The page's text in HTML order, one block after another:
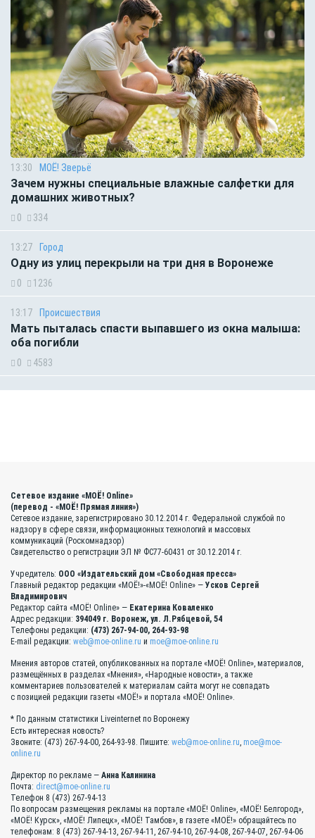
13:30 МОЁ! Зверьё
Зачем нужны специальные влажные салфетки для
домашних животных?
0 334
13:27 Город
Одну из улиц перекрыли на три дня в Воронеже
0 1236
13:17 Происшествия
Мать пыталась спасти выпавшего из окна малыша:
оба погибли
0 4583
Сетевое издание «МОЁ! Online»
(перевод - «МОЁ! Прямая линия»)
Сетевое издание, зарегистрировано 30.12.2014 г. Федеральной службой по
надзору в сфере связи, информационных технологий и массовых
коммуникаций (Роскомнадзор)
Свидетельство о регистрации ЭЛ № ФС77-60431 от 30.12.2014 г.
Учредитель: ООО «Издательский дом «Свободная пресса»
Главный редактор редакции «МОЁ!»-«МОЁ! Online» — Усков Сергей
Владимирович
Редактор сайта «МОЁ! Online» — Екатерина Коваленко
Адрес редакции: 394049 г. Воронеж, ул. Л.Рябцевой, 54
Телефоны редакции: (473) 267-94-00, 264-93-98
E-mail редакции: web@moe-online.ru и moe@moe-online.ru
Мнения авторов статей, опубликованных на портале «МОЁ! Online», материалов,
размещённых в разделах «Мнения», «Народные новости», а также
комментариев пользователей к материалам сайта могут не совпадать
с позицией редакции газеты «МОЁ!» и портала «МОЁ! Online».
* По данным статистики Liveinternet по Воронежу
Есть интересная новость?
Звоните: (473) 267-94-00, 264-93-98. Пишите: web@moe-online.ru, moe@moe-
online.ru
Директор по рекламе — Анна Калинина
Почта: direct@moe-online.ru
Телефон 8 (473) 267-94-13
По вопросам размещения рекламы на портале «МОЁ! Online», «МОЁ! Белгород»,
«МОЁ! Курск», «МОЁ! Липецк», «МОЁ! Тамбов», в газете «МОЁ!» обращайтесь по
телефонам: 8 (473) 267-94-13, 267-94-11, 267-94-10, 267-94-08, 267-94-07, 267-94-06